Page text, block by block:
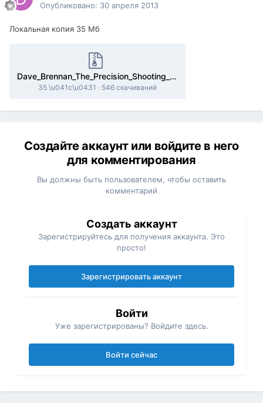
Опубликовано: 30 апреля 2013
Локальная копия 35 Мб
Dave_Brennan_The_Precision_Shooting_Benchrest.zip
35 \u041c\u0431 · 546 скачиваний
Создайте аккаунт или войдите в него
для комментирования
Вы должны быть пользователем, чтобы оставить
комментарий
Создать аккаунт
Зарегистрируйтесь для получения аккаунта. Это
просто!
Зарегистрировать аккаунт
Войти
Уже зарегистрированы? Войдите здесь.
Войти сейчас